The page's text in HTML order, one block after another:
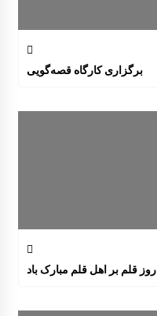
برگزاری کارگاه قصه‌گویی
روز قلم بر اهل قلم مبارک باد